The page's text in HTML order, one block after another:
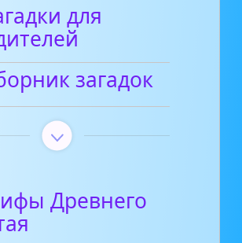
для
загадок
Древнего